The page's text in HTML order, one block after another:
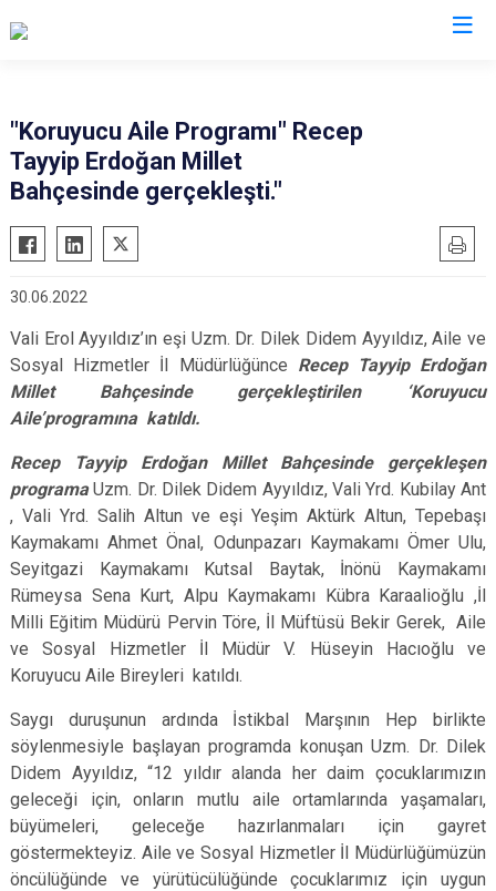
Alpu
Beylikova
Çifteler
İnönü
Mahmudiye
Odunpazarı
Tepebaşı
"Koruyucu Aile Programı" Recep
Tayyip Erdoğan Millet
Bahçesinde gerçekleşti."
30.06.2022
Vali Erol Ayyıldız’ın eşi Uzm. Dr. Dilek Didem Ayyıldız, Aile ve
Sosyal Hizmetler İl Müdürlüğünce Recep Tayyip Erdoğan
Millet Bahçesinde gerçekleştirilen ‘Koruyucu
Aile’programına katıldı.
Recep Tayyip Erdoğan Millet Bahçesinde gerçekleşen
programaUzm. Dr. Dilek Didem Ayyıldız, Vali Yrd. Kubilay Ant
, Vali Yrd. Salih Altun ve eşi Yeşim Aktürk Altun, Tepebaşı
Kaymakamı Ahmet Önal, Odunpazarı Kaymakamı Ömer Ulu,
Seyitgazi Kaymakamı Kutsal Baytak, İnönü Kaymakamı
Rümeysa Sena Kurt, Alpu Kaymakamı Kübra Karaalioğlu ,İl
Milli Eğitim Müdürü Pervin Töre, İl Müftüsü Bekir Gerek, Aile
ve Sosyal Hizmetler İl Müdür V. Hüseyin Hacıoğlu ve
Koruyucu Aile Bireyleri katıldı.
Saygı duruşunun ardında İstikbal Marşının Hep birlikte
söylenmesiyle başlayan programda konuşan Uzm. Dr. Dilek
Didem Ayyıldız, “12 yıldır alanda her daim çocuklarımızın
geleceği için, onların mutlu aile ortamlarında yaşamaları,
büyümeleri, geleceğe hazırlanmaları için gayret
göstermekteyiz. Aile ve Sosyal Hizmetler İl Müdürlüğümüzün
öncülüğünde ve yürütücülüğünde çocuklarımız için uygun